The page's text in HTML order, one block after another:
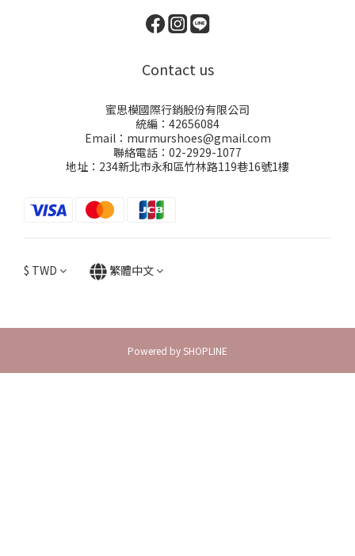
Contact us
蜜思模國際行銷股份有限公司
統編：42656084
Email：murmurshoes@gmail.com
聯絡電話：02-2929-1077
地址：234新北市永和區竹林路119巷16號1樓
$ TWD 繁體中文
Powered by SHOPLINE